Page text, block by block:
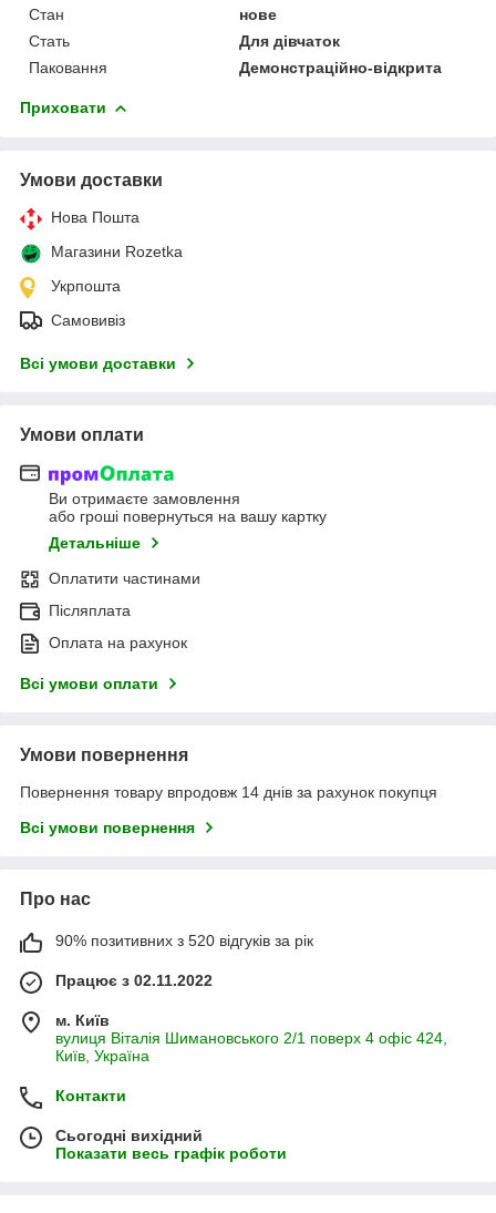
Стан
нове
Стать
Для дівчаток
Паковання
Демонстраційно-відкрита
Приховати
Умови доставки
Нова Пошта
Магазини Rozetka
Укрпошта
Самовивіз
Всі умови доставки
Умови оплати
Ви отримаєте замовлення
або гроші повернуться на вашу картку
Детальніше
Оплатити частинами
Післяплата
Оплата на рахунок
Всі умови оплати
Умови повернення
Повернення товару впродовж 14 днів за рахунок покупця
Всі умови повернення
Про нас
90% позитивних з 520 відгуків за рік
Працює з 02.11.2022
м. Київ
вулиця Віталія Шимановського 2/1 поверх 4 офіс 424,
Київ, Україна
Контакти
Сьогодні вихідний
Показати весь графік роботи